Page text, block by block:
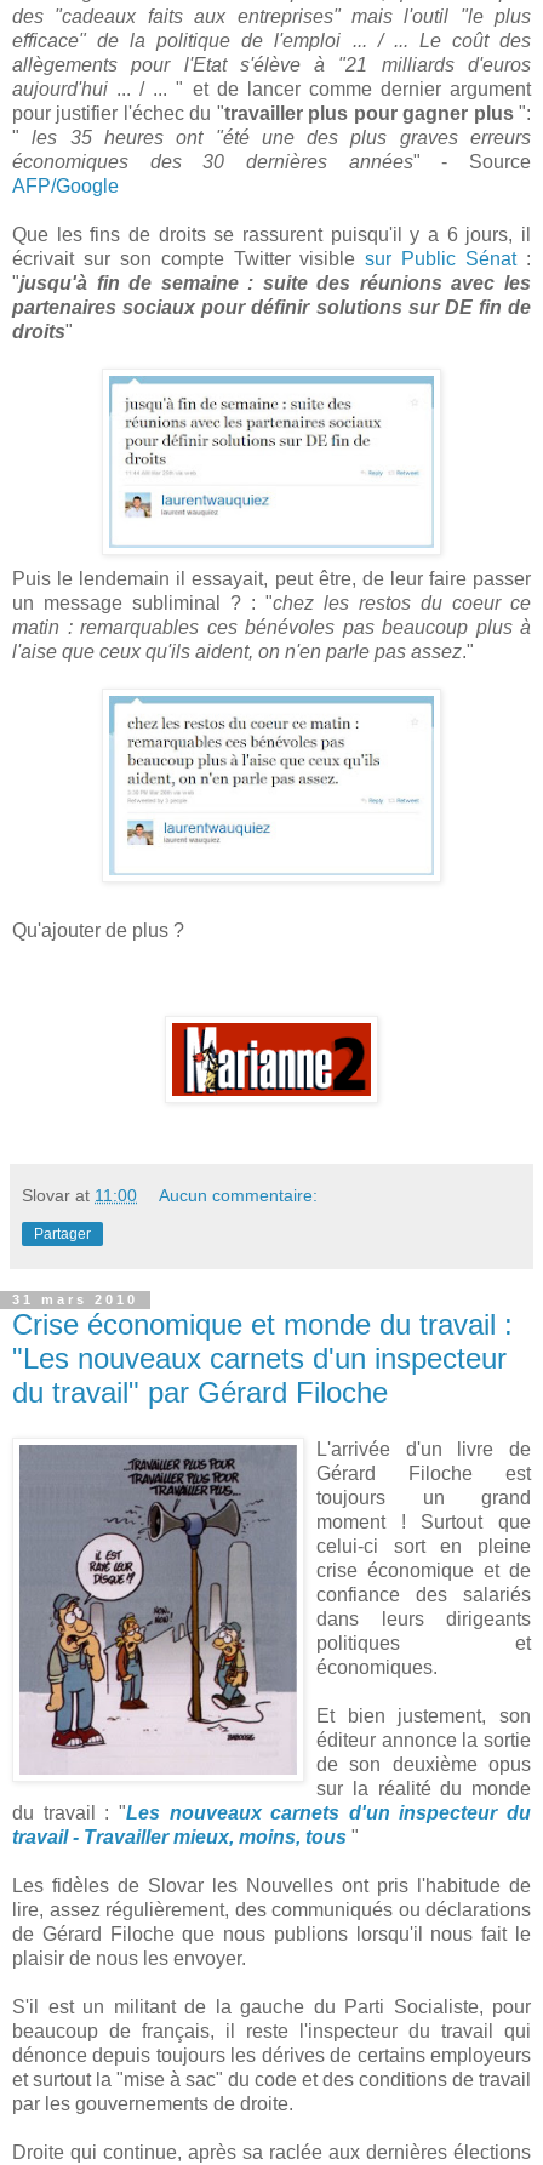
des "cadeaux faits aux entreprises" mais l'outil "le plus
efficace" de la politique de l'emploi ... / ... Le coût des
allègements pour l'Etat s'élève à "21 milliards d'euros
aujourd'hui ... / ... " et de lancer comme dernier argument
pour justifier l'échec du "travailler plus pour gagner plus":
"les 35 heures ont "été une des plus graves erreurs
économiques des 30 dernières années" - Source
AFP/Google
Que les fins de droits se rassurent puisqu'il y a 6 jours, il
écrivait sur son compte Twitter visiblesur Public Sénat:
"jusqu'à fin de semaine : suite des réunions avec les
partenaires sociaux pour définir solutions sur DE fin de
droits"
Puis le lendemain il essayait, peut être, de leur faire passer
un message subliminal ? : "chez les restos du coeur ce
matin : remarquables ces bénévoles pas beaucoup plus à
l'aise que ceux qu'ils aident, on n'en parle pas assez."
Qu'ajouter de plus ?
Slovar at 11:00 Aucun commentaire:
Partager
31 mars 2010
Crise économique et monde du travail :
"Les nouveaux carnets d'un inspecteur
du travail" par Gérard Filoche
L'arrivée d'un livre de
Gérard Filoche est
toujours un grand
moment ! Surtout que
celui-ci sort en pleine
crise économique et de
confiance des salariés
dans leurs dirigeants
politiques et
économiques.
Et bien justement, son
éditeur annonce la sortie
de son deuxième opus
sur la réalité du monde
du travail : "Les nouveaux carnets d'un inspecteur du
travail - Travailler mieux, moins, tous "
Les fidèles de Slovar les Nouvelles ont pris l'habitude de
lire, assez régulièrement, des communiqués ou déclarations
de Gérard Filoche que nous publions lorsqu'il nous fait le
plaisir de nous les envoyer.
S'il est un militant de la gauche du Parti Socialiste, pour
beaucoup de français, il reste l'inspecteur du travail qui
dénonce depuis toujours les dérives de certains employeurs
et surtout la "mise à sac" du code et des conditions de travail
par les gouvernements de droite.
Droite qui continue, après sa raclée aux dernières élections